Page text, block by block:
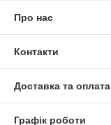
Про нас
Контакти
Доставка та оплата
Графік роботи